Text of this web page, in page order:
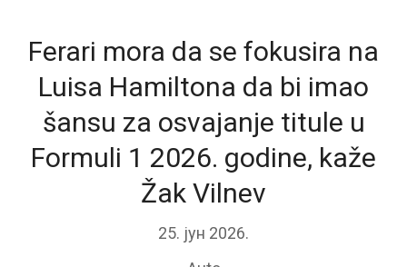
Ferari mora da se fokusira na
Luisa Hamiltona da bi imao
šansu za osvajanje titule u
Formuli 1 2026. godine, kaže
Žak Vilnev
25. јун 2026.